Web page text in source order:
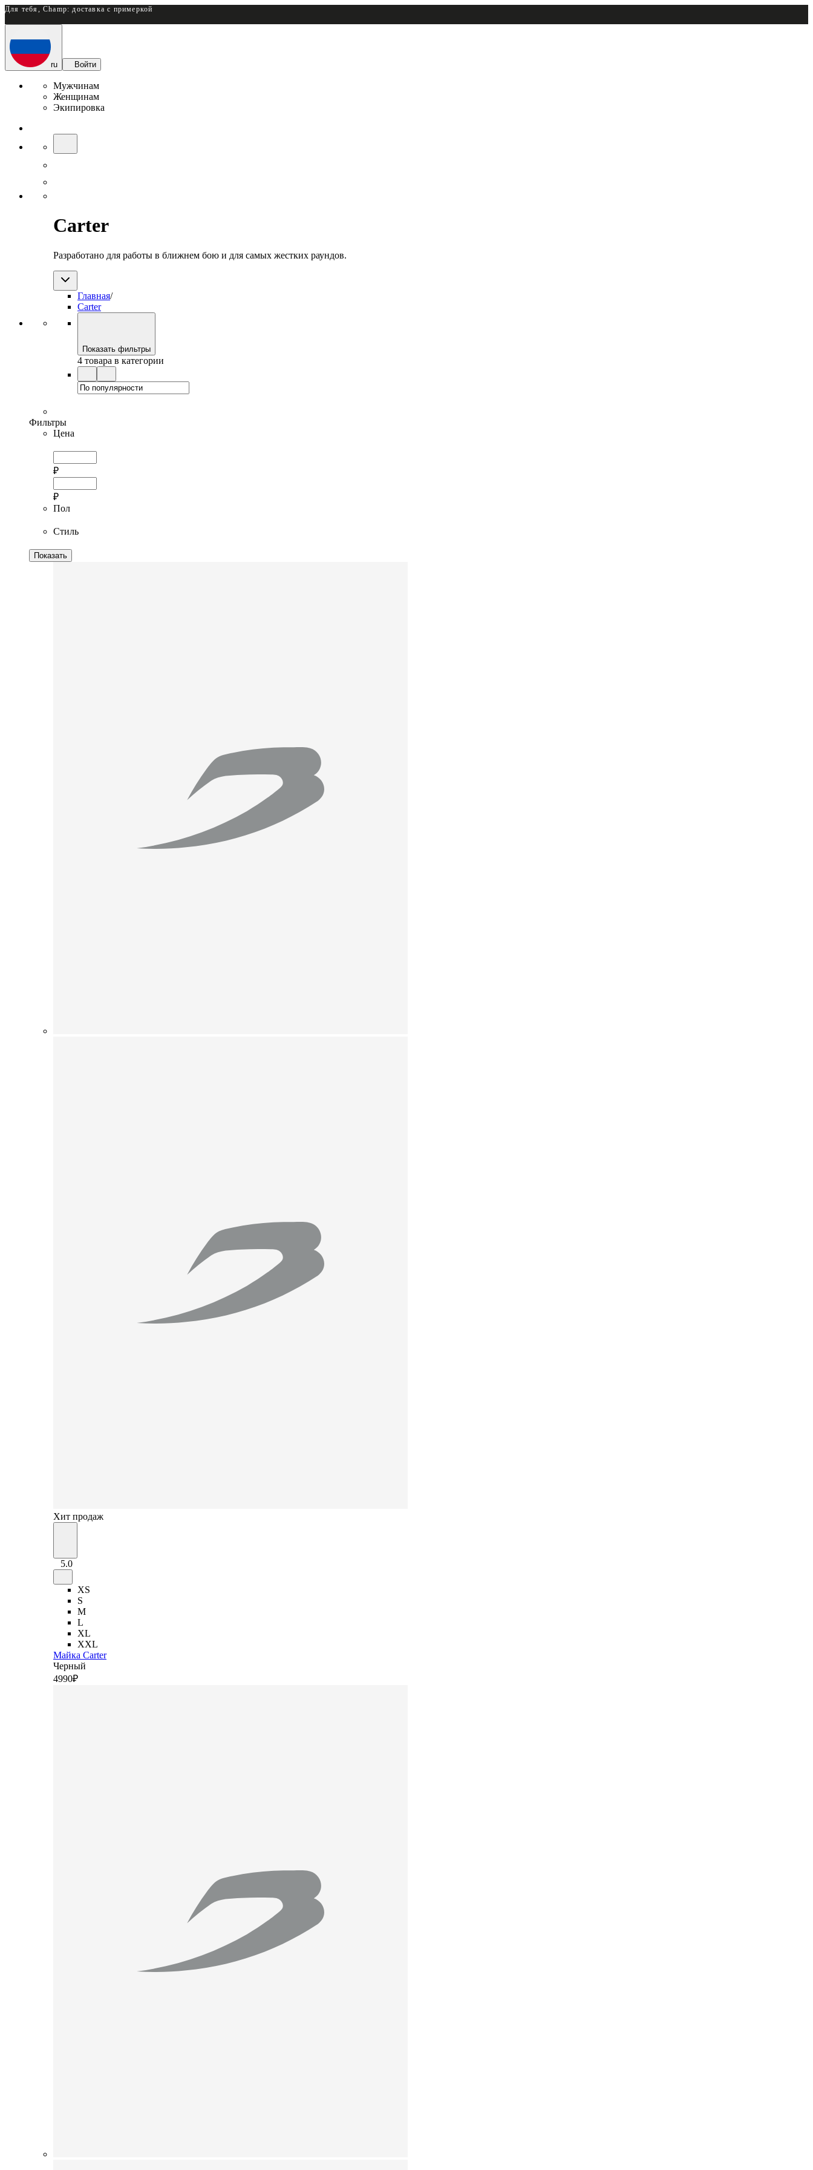
Для тебя, Champ: доставка с примеркой
ru Войти
Мужчинам
Женщинам
Экипировка
Carter
Разработано для работы в ближнем бою и для самых жестких раундов.
Главная/
Carter
Показать фильтры
4 товара в категории
Фильтры
Цена
₽
₽
Пол
Стиль
Показать
Хит продаж
5.0
XS
S
M
L
XL
XXL
Майка Carter
Черный
4990₽